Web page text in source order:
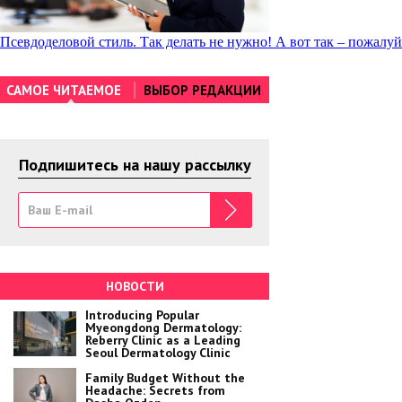
Навигация
по
записям
Псевдоделовой стиль. Так делать не нужно! А вот так –
САМОЕ ЧИТАЕМОЕ ВЫБОР РЕДАКЦИИ
Подпишитесь на нашу рассылку
НОВОСТИ
Introducing Popular
Myeongdong Dermatology:
Reberry Clinic as a Leading
Seoul Dermatology Clinic
Family Budget Without the
Headache: Secrets from